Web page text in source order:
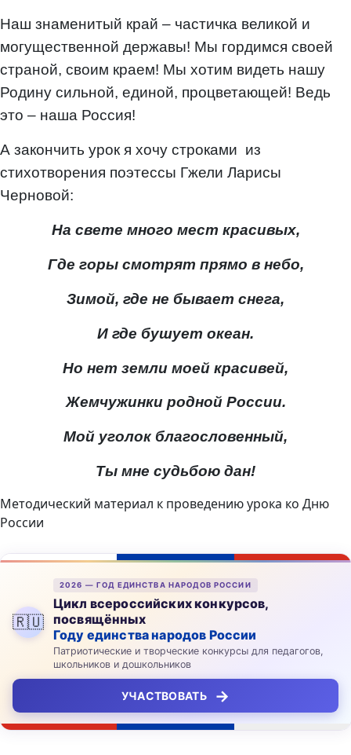
Наш знаменитый край – частичка великой и
могущественной державы! Мы гордимся своей
страной, своим краем! Мы хотим видеть нашу
Родину сильной, единой, процветающей! Ведь
это – наша Россия!
А закончить урок я хочу строками из
стихотворения поэтессы Гжели Ларисы
Черновой:
На свете много мест красивых,
Где горы смотрят прямо в небо,
Зимой, где не бывает снега,
И где бушует океан.
Но нет земли моей красивей,
Жемчужинки родной России.
Мой уголок благословенный,
Ты мне судьбою дан!
Методический материал к проведению урока ко Дню
России
🇷🇺
2026 — ГОД ЕДИНСТВА НАРОДОВ РОССИИ
Цикл всероссийских конкурсов,
посвящённых
Году единства народов России
Патриотические и творческие конкурсы для педагогов,
школьников и дошкольников
УЧАСТВОВАТЬ →